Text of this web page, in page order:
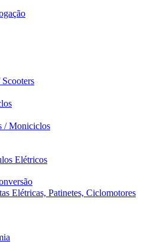
/ Moniciclos
Elétricos
Elétricas, Patinetes, Ciclomotores